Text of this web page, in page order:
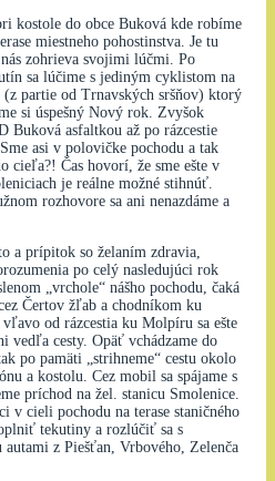
kostole do obce Buková kde robíme
miestneho pohostinstva. Je tu
zohrieva svojimi lúčmi. Po
sa lúčime s jediným cyklistom na
partie od Trnavských sršňov) ktorý
si úspešný Nový rok. Zvyšok
Buková asfaltkou až po rázcestie
asi v polovičke pochodu a tak
cieľa?! Čas hovorí, že sme ešte v
je reálne možné stihnúť.
rozhovore sa ani nenazdáme a
a prípitok so želaním zdravia,
po celý nasledujúci rok
„vrchole“ nášho pochodu, čaká
Čertov žľab a chodníkom ku
od rázcestia ku Molpíru sa ešte
vedľa cesty. Opäť vchádzame do
po pamäti „strihneme“ cestu okolo
a kostolu. Cez mobil sa spájame s
príchod na žel. stanicu Smolenice.
v cieli pochodu na terase staničného
tekutiny a rozlúčiť sa s
z Piešťan, Vrbového, Zelenča